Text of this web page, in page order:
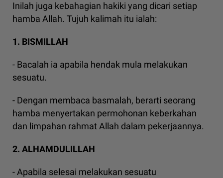
Inilah juga kebahagian hakiki yang dicari setiap
hamba Allah. Tujuh kalimah itu ialah:
1. BISMILLAH
- Bacalah ia apabila hendak mula melakukan
sesuatu.
- Dengan membaca basmalah, berarti seorang
hamba menyertakan permohonan keberkahan
dan limpahan rahmat Allah dalam pekerjaannya.
2. ALHAMDULILLAH
- Apabila selesai melakukan sesuatu